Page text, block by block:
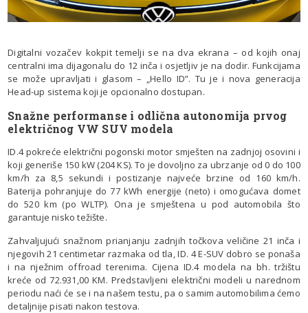
Digitalni vozačev kokpit temelji se na dva ekrana – od kojih onaj
centralni ima dijagonalu do 12 inča i osjetljiv je na dodir. Funkcijama
se može upravljati i glasom – „Hello ID”. Tu je i nova generacija
Head-up sistema koji je opcionalno dostupan.
Snažne performanse i odlična autonomija prvog
električnog VW SUV modela
ID.4 pokreće električni pogonski motor smješten na zadnjoj osovini i
koji generiše 150 kW (204 KS). To je dovoljno za ubrzanje od 0 do 100
km/h za 8,5 sekundi i postizanje najveće brzine od 160 km/h.
Baterija pohranjuje do 77 kWh energije (neto) i omogućava domet
do 520 km (po WLTP). Ona je smještena u pod automobila što
garantuje nisko težište.
Zahvaljujući snažnom prianjanju zadnjih točkova veličine 21 inča i
njegovih 21 centimetar razmaka od tla, ID. 4 E-SUV dobro se ponaša
i na nježnim offroad terenima. Cijena ID.4 modela na bh. tržištu
kreće od 72.931,00 KM. Predstavljeni električni modeli u narednom
periodu naći će se i na našem testu, pa o samim automobilima ćemo
detaljnije pisati nakon testova.